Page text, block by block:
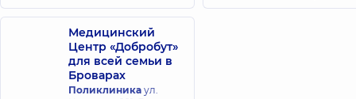
Медицинский
Центр «Добробут»
для всей семьи в
Броварах
Поликлиника ул.